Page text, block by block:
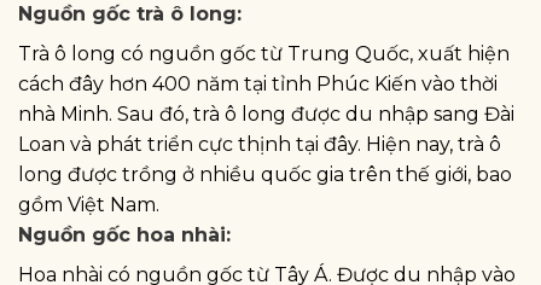
Nguồn gốc trà ô long:
Trà ô long có nguồn gốc từ Trung Quốc, xuất hiện
cách đây hơn 400 năm tại tỉnh Phúc Kiến vào thời
nhà Minh. Sau đó, trà ô long được du nhập sang Đài
Loan và phát triển cực thịnh tại đây. Hiện nay, trà ô
long được trồng ở nhiều quốc gia trên thế giới, bao
gồm Việt Nam.
Nguồn gốc hoa nhài:
Hoa nhài có nguồn gốc từ Tây Á. Được du nhập vào